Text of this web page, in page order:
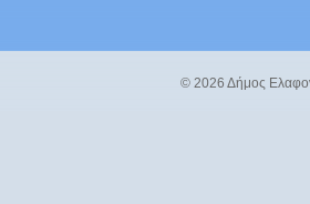
© 2026 Δήμος